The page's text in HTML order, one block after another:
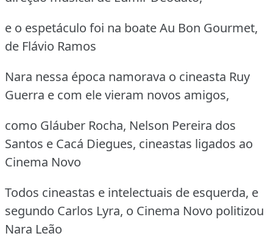
e o espetáculo foi na boate Au Bon Gourmet,
de Flávio Ramos
Nara nessa época namorava o cineasta Ruy
Guerra e com ele vieram novos amigos,
como Gláuber Rocha, Nelson Pereira dos
Santos e Cacá Diegues, cineastas ligados ao
Cinema Novo
Todos cineastas e intelectuais de esquerda, e
segundo Carlos Lyra, o Cinema Novo politizou
Nara Leão